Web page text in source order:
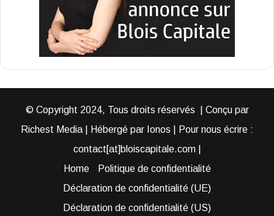
© Copyright 2024, Tous droits réservés | Conçu par
Richest Media | Hébergé par Ionos | Pour nous écrire :
contact[at]bloiscapitale.com |
Home
Politique de confidentialité
Déclaration de confidentialité (UE)
Déclaration de confidentialité (US)